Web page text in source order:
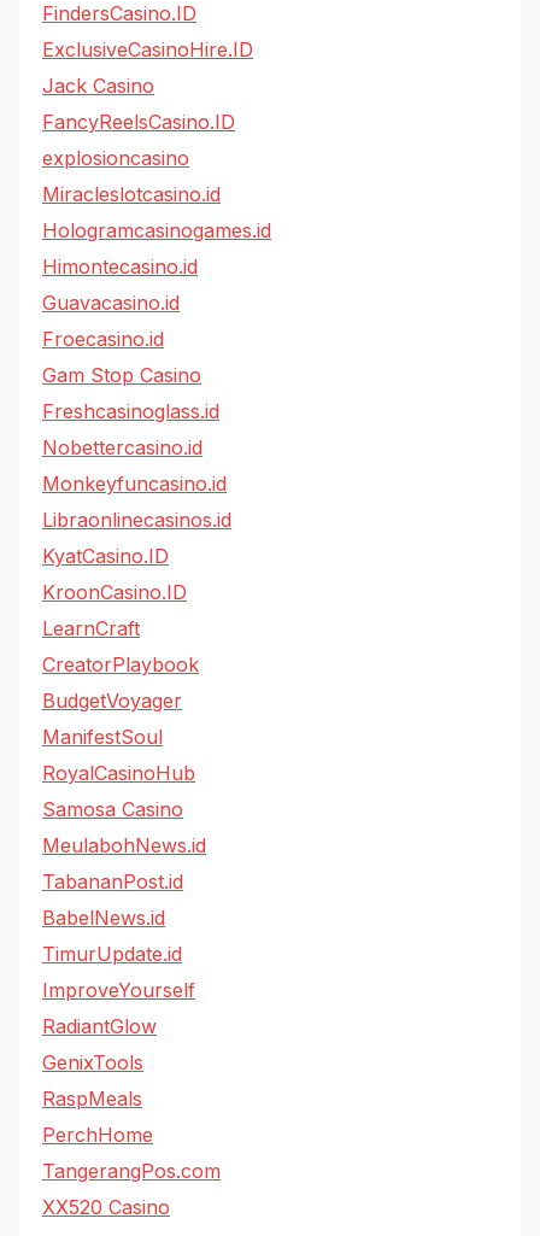
FindersCasino.ID
ExclusiveCasinoHire.ID
Jack Casino
FancyReelsCasino.ID
explosioncasino
Miracleslotcasino.id
Hologramcasinogames.id
Himontecasino.id
Guavacasino.id
Froecasino.id
Gam Stop Casino
Freshcasinoglass.id
Nobettercasino.id
Monkeyfuncasino.id
Libraonlinecasinos.id
KyatCasino.ID
KroonCasino.ID
LearnCraft
CreatorPlaybook
BudgetVoyager
ManifestSoul
RoyalCasinoHub
Samosa Casino
MeulabohNews.id
TabananPost.id
BabelNews.id
TimurUpdate.id
ImproveYourself
RadiantGlow
GenixTools
RaspMeals
PerchHome
TangerangPos.com
XX520 Casino